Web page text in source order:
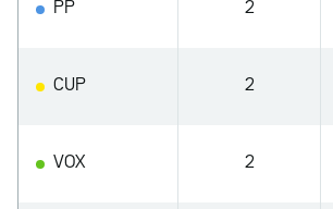
PP 2
CUP 2
VOX 2